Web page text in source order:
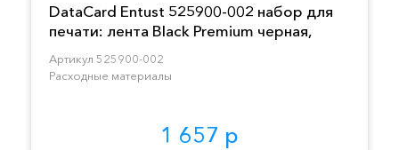
DataCard Entust 525900-002 набор для
печати: лента Black Premium черная,
Артикул 525900-002
Расходные материалы
1 657 р